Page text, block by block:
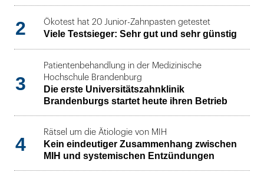
2 Ökotest hat 20 Junior-Zahnpasten getestet
Viele Testsieger: Sehr gut und sehr günstig
3
Patientenbehandlung in der Medizinische
Hochschule Brandenburg
Die erste Universitätszahnklinik
Brandenburgs startet heute ihren Betrieb
4
Rätsel um die Ätiologie von MIH
Kein eindeutiger Zusammenhang zwischen
MIH und systemischen Entzündungen